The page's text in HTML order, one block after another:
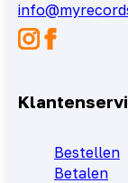
Bestellen
Betalen